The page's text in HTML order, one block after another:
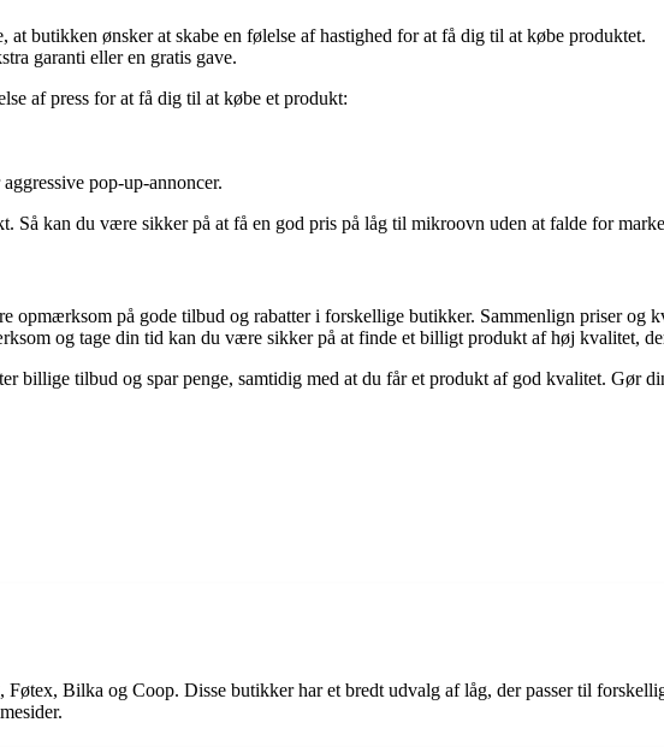
butikken ønsker at skabe en følelse af hastighed for at få dig til at købe produktet.
garanti eller en gratis gave.
af press for at få dig til at købe et produkt:
pop-up-annoncer.
kan du være sikker på at få en god pris på låg til mikroovn uden at falde for
på gode tilbud og rabatter i forskellige butikker. Sammenlign priser og
og tage din tid kan du være sikker på at finde et billigt produkt af høj kvalitet,
billige tilbud og spar penge, samtidig med at du får et produkt af god kvalitet. Gør
Bilka og Coop. Disse butikker har et bredt udvalg af låg, der passer til